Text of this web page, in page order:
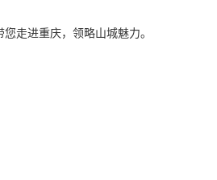
走进重庆，领略山城魅力。